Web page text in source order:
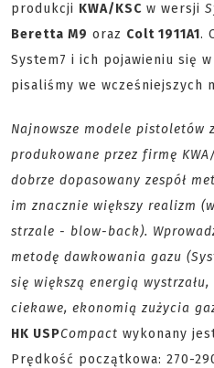
produkcji KWA/KSC w wersji
Beretta M9 oraz Colt 1911A1.
System7 i ich pojawieniu się
pisaliśmy we wcześniejszych
Najnowsze modele pistoletów
produkowane przez firmę
dobrze dopasowany zespół
im znacznie większy realizm
strzale - blow-back).
metodę dawkowania gazu
się większą energią
ciekawe, ekonomią zużycia
HK USPCompact wykonany
Prędkość początkowa: 270-